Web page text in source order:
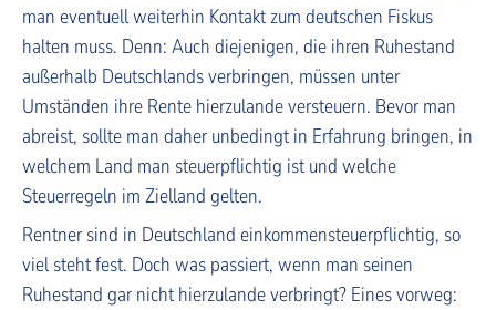
man eventuell weiterhin Kontakt zum deutschen Fiskus
halten muss. Denn: Auch diejenigen, die ihren Ruhestand
außerhalb Deutschlands verbringen, müssen unter
Umständen ihre Rente hierzulande versteuern. Bevor man
abreist, sollte man daher unbedingt in Erfahrung bringen, in
welchem Land man steuerpflichtig ist und welche
Steuerregeln im Zielland gelten.
Rentner sind in Deutschland einkommensteuerpflichtig, so
viel steht fest. Doch was passiert, wenn man seinen
Ruhestand gar nicht hierzulande verbringt? Eines vorweg: